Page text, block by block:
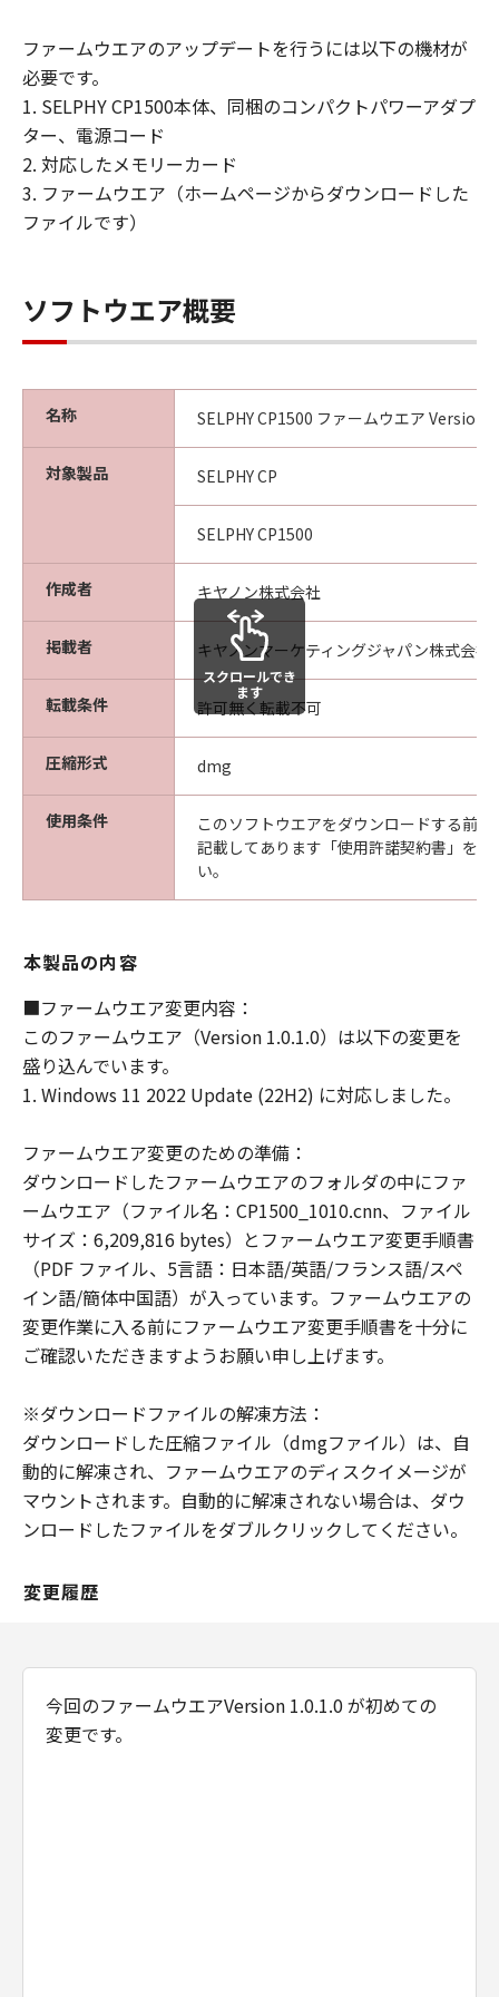
関連会社、それらの販売代理店および販売
「許諾ソフトウェア」のメンテナンスおよ
びお客様による「許諾ソフトウェア」の使
用を支援することに、並びに「許諾ソフト
ウェア」に対するアップデート、バグの修
正またはサポートの提供ついて、いかなる
お客様は、日本国政府または該当国の政府
より必要な認可等を得ることなしに、「許
保証の否認・免責
(1) 「許諾ソフトウェア」は、『現状有
姿』の状態で使用許諾されます。キヤノ
ン、キヤノンの子会社、キヤノンの関連会
社、それらの販売代理店または販売店、な
らびにキヤノンのライセンサーは、｢許諾
ソフトウェア」に関して、商品性および特
定の目的への適合性の保証または「許諾ソ
フトウェア」に欠陥がないことを含め、い
かなる保証も、明示たると黙示たるとを問
わず一切しないものとします。
(2) キヤノン、キヤノンの子会社、キヤノン
の関連会社、それらの販売代理店または販
売店、ならびにキヤノンのライセンサー
は、「許諾ソフトウェア」の使用または使
用不能から生ずるいかなる損害（逸失利益
およびその他の派生的または付随的な損害
をいいます。）について、適用法で認めら
れる限り、一切の責任を負わないものとし
ます。
たとえ、キヤノン、キヤノンの子会社、キ
ヤノンの関連会社、それらの販売代理店ま
たは販売店、ならびにキヤノンのライセン
サーがかかる損害の可能性について知らさ
れていた場合でも同様です。
(3) キヤノン、キヤノンの子会社、キヤノン
の関連会社、それらの販売代理店または販
売店、ならびにキヤノンのライセンサー
は、「許諾ソフトウェア」、または「許諾
ソフトウェア」の使用に起因または関連し
てお客様と第三者との間に生じたいかなる
紛争についても、一切責任を負わないもの
とします。
契約期間
(1) 「本契約」は、お客様が「許諾ソフト
ウェア」をお客様の所有するコンピュータ
（スマートフォン、タブレット端末を含
下記 (2)により終了されるまで有効に存続
に違反した場合、「本契約」は直ちに終了
します。
(3) お客様は、上記(2) によって「本契約」
ファームウエアのアップデートを行うには以下の機材が
必要です。
1. SELPHY CP1500本体、同梱のコンパクトパワーアダプ
ター、電源コード
2. 対応したメモリーカード
3. ファームウエア（ホームページからダウンロードした
ファイルです）
ソフトウエア概要
名称 SELPHY CP1500 ファームウエア Version
対象製品 SELPHY CP
SELPHY CP1500
作成者 キヤノン株式会社
掲載者 キヤノンマーケティングジャパン株式会社
転載条件 許可無く転載不可
圧縮形式 dmg
使用条件
このソフトウエアをダウンロードする前
記載してあります「使用許諾契約書」を
い。
スクロールでき
ます
本製品の内容
■ファームウエア変更内容：
このファームウエア（Version 1.0.1.0）は以下の変更を
盛り込んでいます。
1. Windows 11 2022 Update (22H2) に対応しました。
ファームウエア変更のための準備：
ダウンロードしたファームウエアのフォルダの中にファ
ームウエア（ファイル名：CP1500_1010.cnn、ファイル
サイズ：6,209,816 bytes）とファームウエア変更手順書
（PDF ファイル、5言語：日本語/英語/フランス語/スペ
イン語/簡体中国語）が入っています。ファームウエアの
変更作業に入る前にファームウエア変更手順書を十分に
ご確認いただきますようお願い申し上げます。
※ダウンロードファイルの解凍方法：
ダウンロードした圧縮ファイル（dmgファイル）は、自
動的に解凍され、ファームウエアのディスクイメージが
マウントされます。自動的に解凍されない場合は、ダウ
ンロードしたファイルをダブルクリックしてください。
変更履歴
今回のファームウエアVersion 1.0.1.0 が初めての
変更です。